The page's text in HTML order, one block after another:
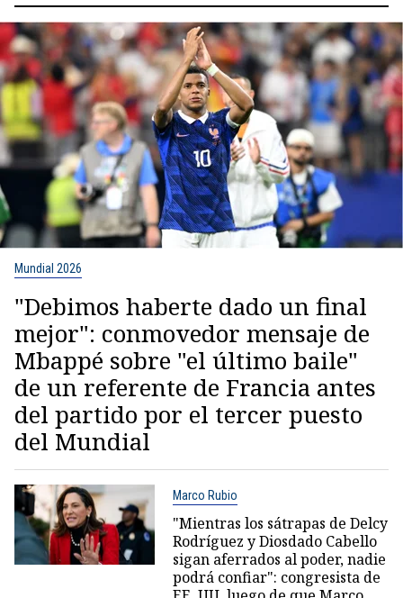
Mundial 2026
"Debimos haberte dado un final
mejor": conmovedor mensaje de
Mbappé sobre "el último baile"
de un referente de Francia antes
del partido por el tercer puesto
del Mundial
Marco Rubio
"Mientras los sátrapas de Delcy
Rodríguez y Diosdado Cabello
sigan aferrados al poder, nadie
podrá confiar": congresista de